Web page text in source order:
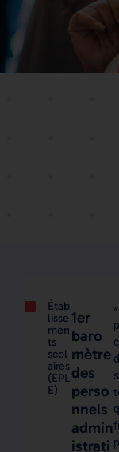
Étab
lisse
men
ts
scol
aires
(EPL
E)
1er
baro
mètre
des
perso
nnels
admin
istrati